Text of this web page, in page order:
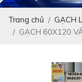
Trang chủ GẠCH
GẠCH 60X120